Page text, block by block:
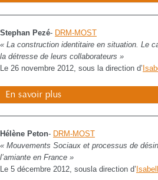
Stephan Pezé- DRM-MOST
« La construction identitaire en situation. Le
la détresse de leurs collaborateurs »
Le 26 novembre 2012, sous la direction d’
En savoir plus
Hélène Peton- DRM-MOST
« Mouvements Sociaux et processus de
l’amiante en France »
Le 5 décembre 2012, sousla direction d’